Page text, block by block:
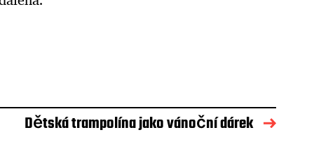
Dětská trampolína jako vánoční dárek